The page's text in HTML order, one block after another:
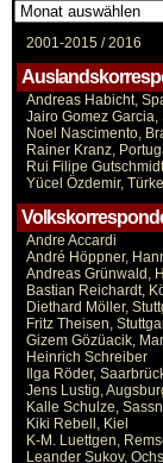
Archiv
2001-2015 /2016
Andreas Habicht,
Jairo Gomez Garcia,
Noel Nascimento,
Rainer Kranz,
Rui Filipe
Yücel Özdemir,
Andre Accardi
André Höppner,
Andreas Grünwald,
Bastian Reichardt,
Diethard Möller,
Fritz Theisen,
Gizem Gözüacik,
Heinrich Schreiber
Ilga Röder,
Jens Lustig,
Kalle Schulze,
Kiki Rebell, Kiel
K-M. Luettgen,
Leander Sukov,